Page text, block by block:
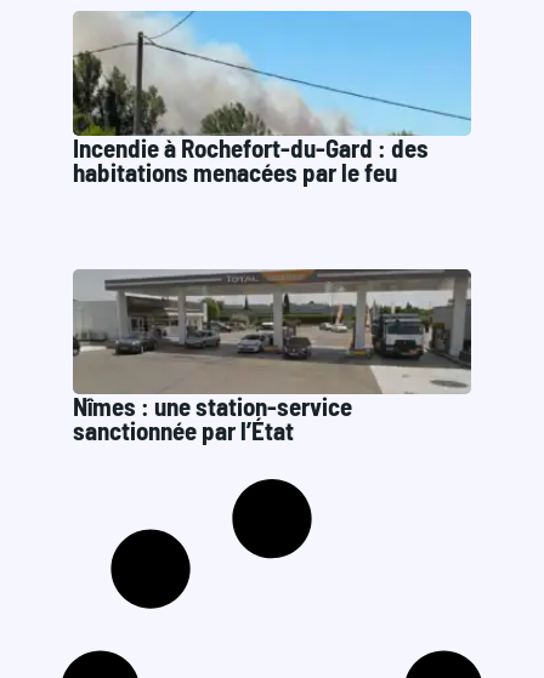
Incendie à Rochefort-du-Gard : des
habitations menacées par le feu
Nîmes : une station-service
sanctionnée par l’État